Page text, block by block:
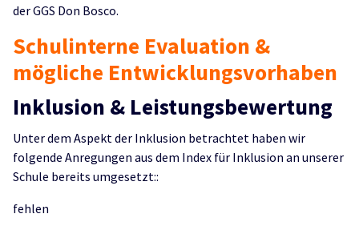
der GGS Don Bosco.
Schulinterne Evaluation &
mögliche Entwicklungsvorhaben
Inklusion & Leistungsbewertung
Unter dem Aspekt der Inklusion betrachtet haben wir
folgende Anregungen aus dem Index für Inklusion an unserer
Schule bereits umgesetzt::
fehlen